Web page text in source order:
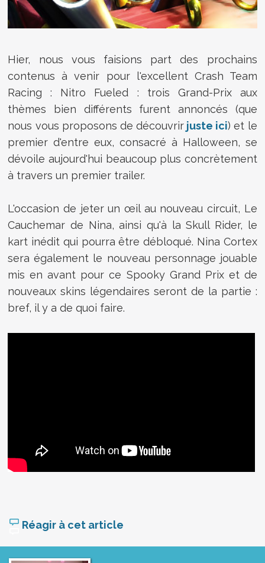
Hier, nous vous faisions part des prochains
contenus à venir pour l'excellent Crash Team
Racing : Nitro Fueled : trois Grand-Prix aux
thèmes bien différents furent annoncés (que
nous vous proposons de découvrir juste ici) et le
premier d'entre eux, consacré à Halloween, se
dévoile aujourd'hui beaucoup plus concrètement
à travers un premier trailer.
L'occasion de jeter un œil au nouveau circuit, Le
Cauchemar de Nina, ainsi qu'à la Skull Rider, le
kart inédit qui pourra être débloqué. Nina Cortex
sera également le nouveau personnage jouable
mis en avant pour ce Spooky Grand Prix et de
nouveaux skins légendaires seront de la partie :
bref, il y a de quoi faire.
Réagir à cet article